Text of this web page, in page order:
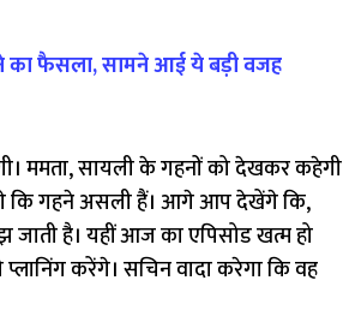
का फैसला, सामने आई ये बड़ी वजह
ममता, सायली के गहनों को देखकर कहेगी
कि गहने असली हैं। आगे आप देखेंगे कि,
जाती है। यहीं आज का एपिसोड खत्म हो
करेंगे। सचिन वादा करेगा कि वह